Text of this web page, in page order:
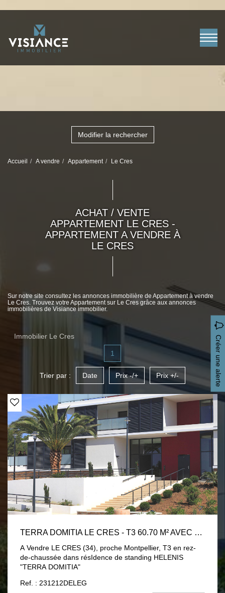
Modifier la rechercher
Accueil A vendre Appartement Le Cres
ACHAT / VENTE
APPARTEMENT LE CRES -
APPARTEMENT A VENDRE À
LE CRES
Sur notre site consultez les annonces immobilière de Appartement à vendre
Le Cres. Trouvez votre Appartement sur Le Cres grâce aux annonces
immobilières de Visiance immobilier.
Immobilier Le Cres Créer une alerte
1
Trier par : Date Prix -/+ Prix +/-
TERRA DOMITIA LE CRES - T3 60.70 M² AVEC TERRASSE
A Vendre LE CRES (34), proche Montpellier, T3 en rez-
de-chaussée dans résIdence de standing HELENIS
"TERRA DOMITIA"
Ref. : 231212DELEG